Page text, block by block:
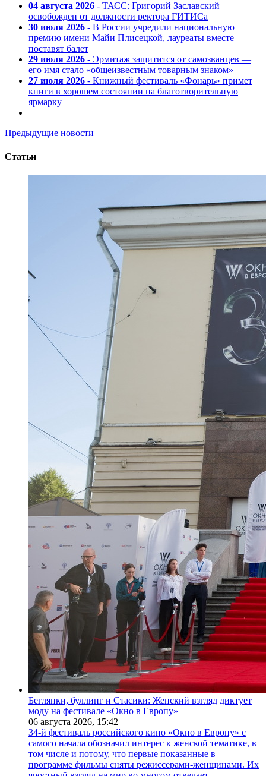
04 августа 2026 - ТАСС: Григорий Заславский
освобожден от должности ректора ГИТИСа
30 июля 2026 - В России учредили национальную
премию имени Майи Плисецкой, лауреаты вместе
поставят балет
29 июля 2026 - Эрмитаж защитится от самозванцев —
его имя стало «общеизвестным товарным знаком»
27 июля 2026 - Книжный фестиваль «Фонарь» примет
книги в хорошем состоянии на благотворительную
ярмарку
Предыдущие новости
Статьи
Беглянки, буллинг и Стасики: Женский взгляд диктует
моду на фестивале «Окно в Европу»
06 августа 2026, 15:42
34-й фестиваль российского кино «Окно в Европу» с
самого начала обозначил интерес к женской тематике, в
том числе и потому, что первые показанные в
программе фильмы сняты режиссерами-женщинами. Их